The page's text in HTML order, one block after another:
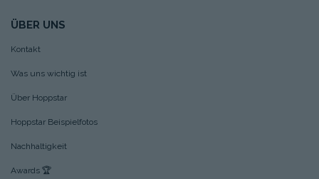
ÜBER UNS
Kontakt
Was uns wichtig ist
Über Hoppstar
Hoppstar Beispielfotos
Nachhaltigkeit
Awards 🏆